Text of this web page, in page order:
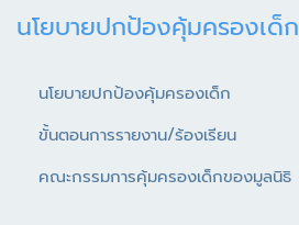
นโยบายปกป้องคุ้มครองเด็ก
นโยบายปกป้องคุ้มครองเด็ก
ขั้นตอนการรายงาน/ร้องเรียน
คณะกรรมการคุ้มครองเด็กของมูลนิธิ